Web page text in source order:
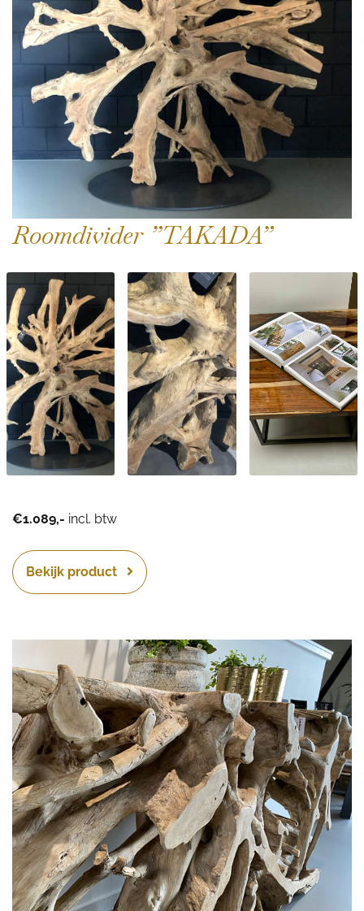
Roomdivider ”TAKADA”
€1.089,- incl. btw
Bekijk product